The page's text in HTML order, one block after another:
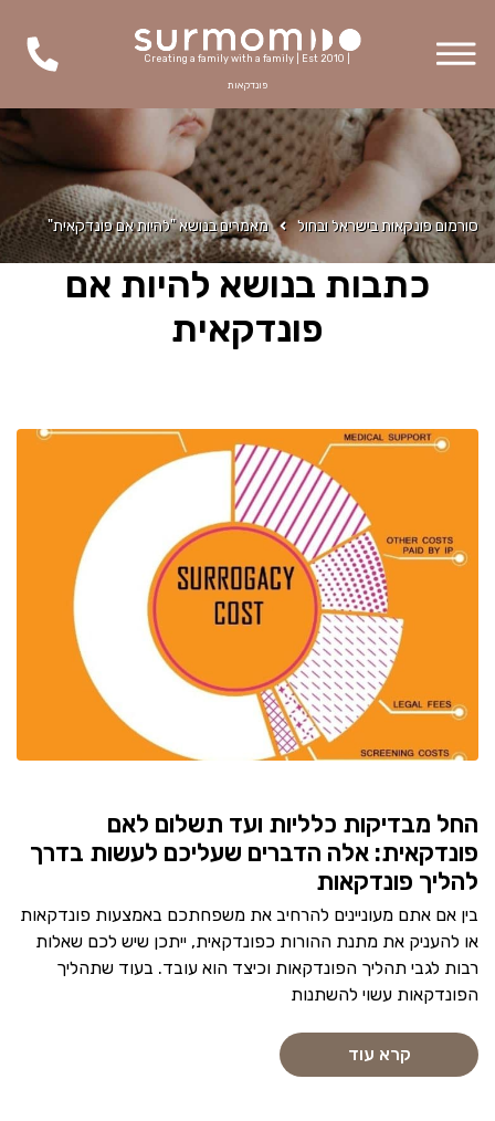
Creating a family with a family | Est 2010 |
פונדקאות
סורמום פונקאות בישראל ובחול מאמרים בנושא "להיות אם פונדקאית"
כתבות בנושא להיות אם
פונדקאית
החל מבדיקות כלליות ועד תשלום לאם
פונדקאית: אלה הדברים שעליכם לעשות בדרך
להליך פונדקאות
בין אם אתם מעוניינים להרחיב את משפחתכם באמצעות פונדקאות
או להעניק את מתנת ההורות כפונדקאית, ייתכן שיש לכם שאלות
רבות לגבי תהליך הפונדקאות וכיצד הוא עובד. בעוד שתהליך
הפונדקאות עשוי להשתנות
קרא עוד